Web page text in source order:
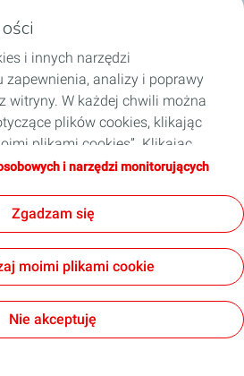
Polityka prywatności
TotalEnergies
Cookies
i innych narzędzi
zapewnienia, analizy i poprawy
witryny. W każdej chwili można
plików cookies, klikając
plikami cookies”. Klikając
Państwo zgodę na
używane będą tylko
niezbędne do prawidłowego
Więcej informacji na ten temat
„Karta danych osobowych i
i narzędzi monitorujących
Zgadzam się
moimi plikami cookie
Nie akceptuję